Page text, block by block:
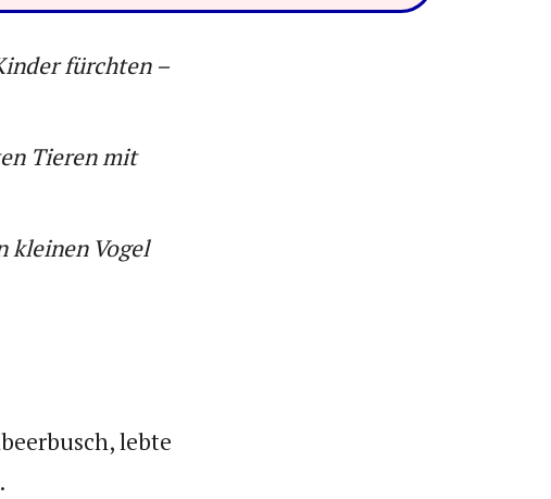
fürchten –
Tieren mit
kleinen Vogel
lebte